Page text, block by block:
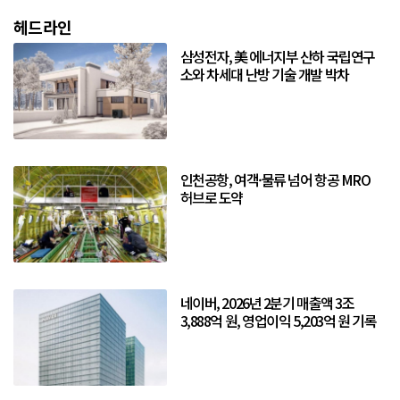
헤드라인
삼성전자, 美 에너지부 산하 국립연구
소와 차세대 난방 기술 개발 박차
인천공항, 여객·물류 넘어 항공 MRO
허브로 도약
네이버, 2026년 2분기 매출액 3조
3,888억 원, 영업이익 5,203억 원 기록